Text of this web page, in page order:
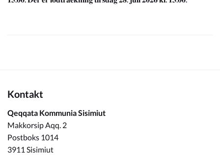
Kontakt
Qeqqata Kommunia Sisimiut
Makkorsip Aqq. 2
Postboks 1014
3911 Sisimiut